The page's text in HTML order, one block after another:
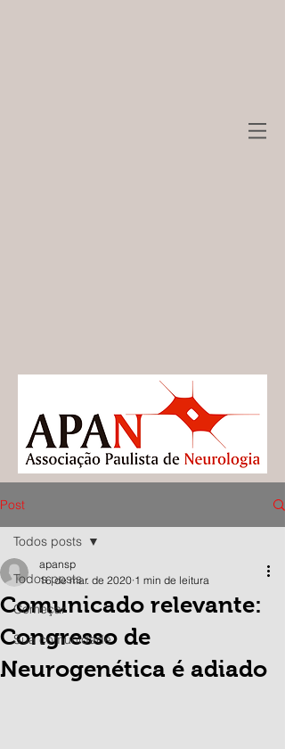
Post
Todos posts
Começar
Sua comunidade
Todos posts
Comunicado relevante:
Congresso de
Neurogenética é adiado
apansp
16 de mar. de 2020 1 min de leitura